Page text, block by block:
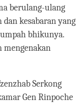
berulang-ulang
kesabaran yang
bhikunya.
mengenakan
Serkong
Gen Rinpoche